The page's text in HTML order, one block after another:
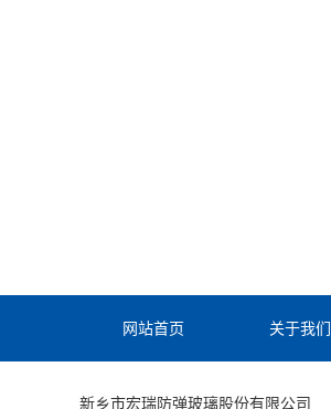
网站首页 关于我们
新乡市宏瑞防弹玻璃股份有限公司